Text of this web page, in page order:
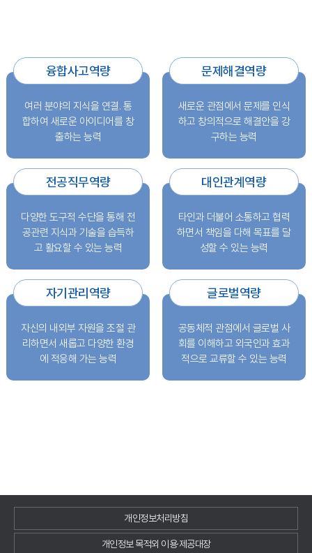
융합사고역량
여러 분야의 지식을 연결. 통
합하여 새로운 아이디어를 창
출하는 능력
문제해결역량
새로운 관점에서 문제를 인식
하고 창의적으로 해결안을 강
구하는 능력
전공직무역량
다양한 도구적 수단을 통해 전
공관련 지식과 기술을 습득하
고 활요할 수 있는 능력
대인관계역량
타인과 더불어 소통하고 협력
하면서 책임을 다해 목표를 달
성할 수 있는 능력
자기관리역량
자신의 내외부 자원을 조절 관
리하면서 새롭고 다양한 환경
에 적응해 가는 능력
글로벌역량
공동체적 관점에서 글로벌 사
회를 이해하고 외국인과 효과
적으로 교류할 수 있는 능력
개인정보처리방침
개인정보 목적외 이용·제공대장